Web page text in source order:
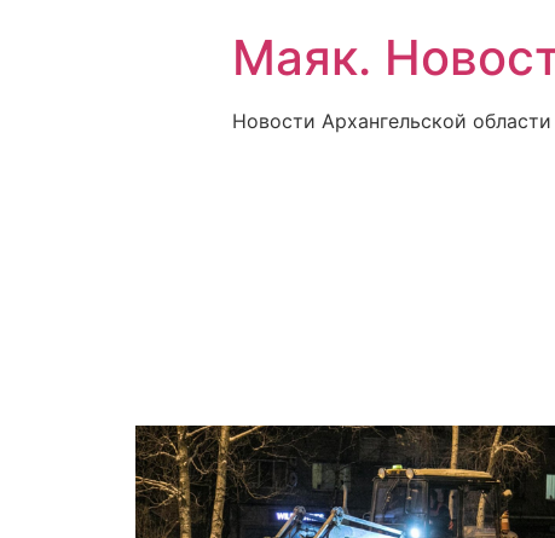
Маяк.
Новости Архангельской области